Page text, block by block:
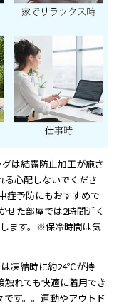
は結露防止加工が施さ
心配しないでくださ
症予防にもおすすめで
せた部屋では2時間近く
ます。※保冷時間は気
は凍結時に約24℃が持
れても快適に着用でき
す。。運動やアウトド